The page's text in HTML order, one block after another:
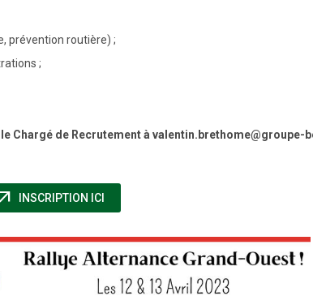
prévention routière) ;
;
de Recrutement à valentin.brethome@groupe-
arrow_outward INSCRIPTION ICI